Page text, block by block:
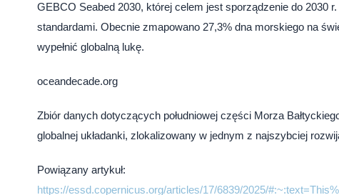
GEBCO Seabed 2030, której celem jest sporządzenie do 2030
standardami. Obecnie zmapowano 27,3% dna morskiego na
wypełnić globalną lukę.
oceandecade.org
Zbiór danych dotyczących południowej części Morza
globalnej układanki, zlokalizowany w jednym z najszybciej
Powiązany artykuł:
https://essd.copernicus.org/articles/17/6839/2025/